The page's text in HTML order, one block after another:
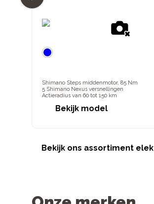
Shimano Steps middenmotor, 85 Nm
5 Shimano Nexus versnellingen
Actieradius van 60 tot 150 km
Bekijk model
Bekijk ons assortiment